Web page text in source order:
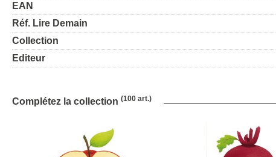
EAN
Réf. Lire Demain
Collection
Editeur
Complétez la collection (100 art.)